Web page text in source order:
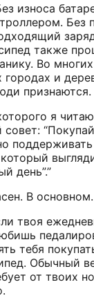
износа
Без
также
Во многих
городах и
признаются.
я
поддерживать
день”.”
В основном.
твоя
тебя
Обычный
от твоих